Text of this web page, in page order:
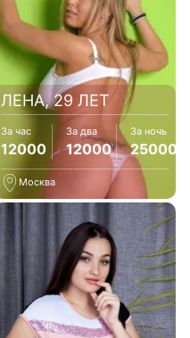
ЛЕНА, 29 ЛЕТ
За час
12000
За два
12000
За ночь
25000
Москва